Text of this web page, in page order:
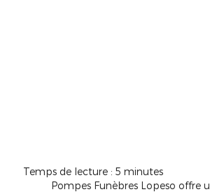
Temps de lecture : 5 minutes
Pompes Funèbres Lopeso offre